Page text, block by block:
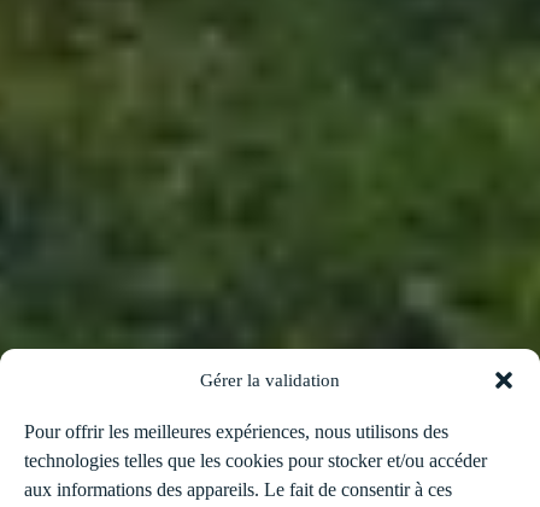
Gérer la validation
Pour offrir les meilleures expériences, nous utilisons des
technologies telles que les cookies pour stocker et/ou accéder
aux informations des appareils. Le fait de consentir à ces